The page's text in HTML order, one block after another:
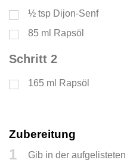
½ tsp Dijon-Senf
85 ml Rapsöl
Schritt 2
165 ml Rapsöl
Zubereitung
1
Gib in der